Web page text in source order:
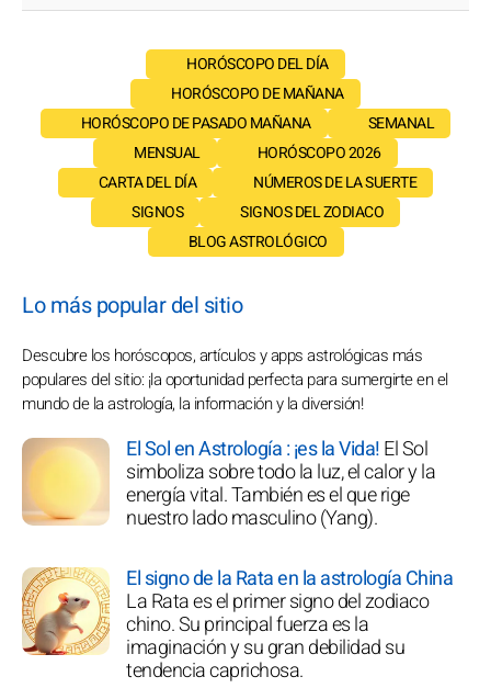
HORÓSCOPO DEL DÍA
HORÓSCOPO DE MAÑANA
HORÓSCOPO DE PASADO MAÑANA
SEMANAL
MENSUAL
HORÓSCOPO 2026
CARTA DEL DÍA
NÚMEROS DE LA SUERTE
SIGNOS
SIGNOS DEL ZODIACO
BLOG ASTROLÓGICO
Lo más popular del sitio
Descubre los horóscopos, artículos y apps astrológicas más
populares del sitio: ¡la oportunidad perfecta para sumergirte en el
mundo de la astrología, la información y la diversión!
El Sol en Astrología : ¡es la Vida!El Sol
simboliza sobre todo la luz, el calor y la
energía vital. También es el que rige
nuestro lado masculino (Yang).
El signo de la Rata en la astrología China
La Rata es el primer signo del zodiaco
chino. Su principal fuerza es la
imaginación y su gran debilidad su
tendencia caprichosa.